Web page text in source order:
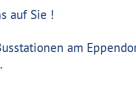
auf Sie !
am